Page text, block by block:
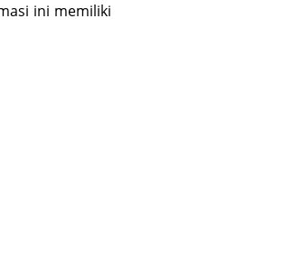
ini memiliki